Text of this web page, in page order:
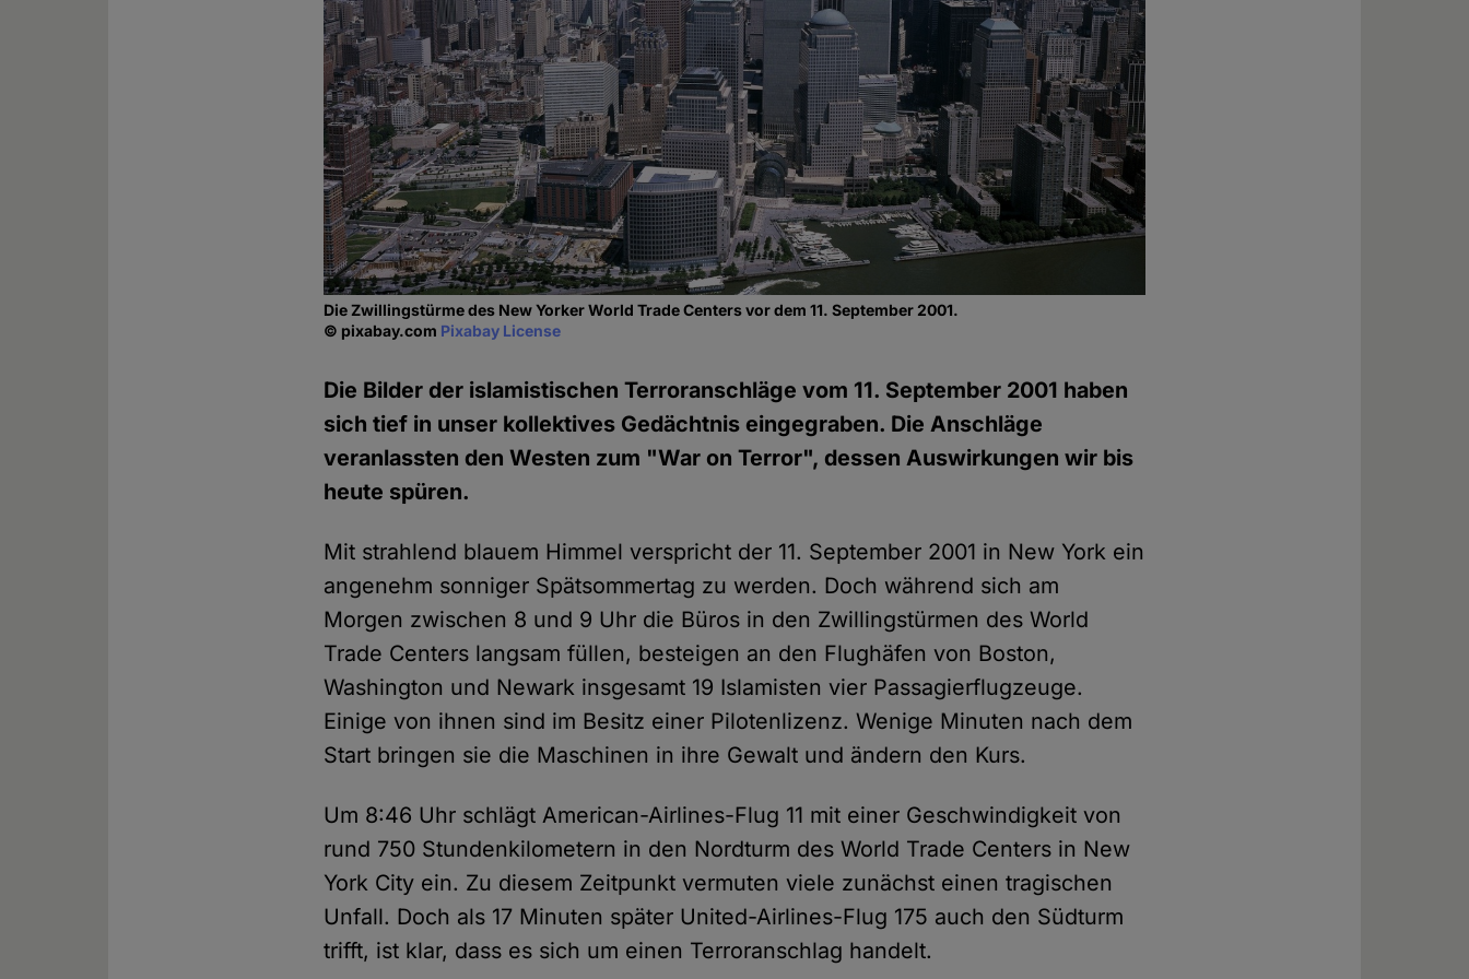
Die Zwillingstürme des New Yorker World Trade Centers vor dem 11. September 2001.
© pixabay.com Pixabay License
Die Bilder der islamistischen Terroranschläge vom 11. September 2001 haben
sich tief in unser kollektives Gedächtnis eingegraben. Die Anschläge
veranlassten den Westen zum "War on Terror", dessen Auswirkungen wir bis
heute spüren.
Mit strahlend blauem Himmel verspricht der 11. September 2001 in New York ein
angenehm sonniger Spätsommertag zu werden. Doch während sich am
Morgen zwischen 8 und 9 Uhr die Büros in den Zwillingstürmen des World
Trade Centers langsam füllen, besteigen an den Flughäfen von Boston,
Washington und Newark insgesamt 19 Islamisten vier Passagierflugzeuge.
Einige von ihnen sind im Besitz einer Pilotenlizenz. Wenige Minuten nach dem
Start bringen sie die Maschinen in ihre Gewalt und ändern den Kurs.
Um 8:46 Uhr schlägt American-Airlines-Flug 11 mit einer Geschwindigkeit von
rund 750 Stundenkilometern in den Nordturm des World Trade Centers in New
York City ein. Zu diesem Zeitpunkt vermuten viele zunächst einen tragischen
Unfall. Doch als 17 Minuten später United-Airlines-Flug 175 auch den Südturm
trifft, ist klar, dass es sich um einen Terroranschlag handelt.